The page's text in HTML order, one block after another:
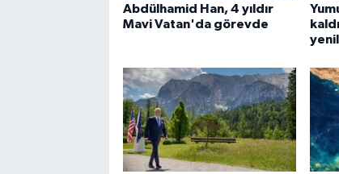
Abdülhamid Han, 4 yıldır
Mavi Vatan'da görevde